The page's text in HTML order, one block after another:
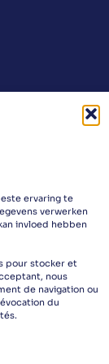
ervaring te
verwerken
invloed hebben
pour stocker et
nous
de navigation ou
du
het was al